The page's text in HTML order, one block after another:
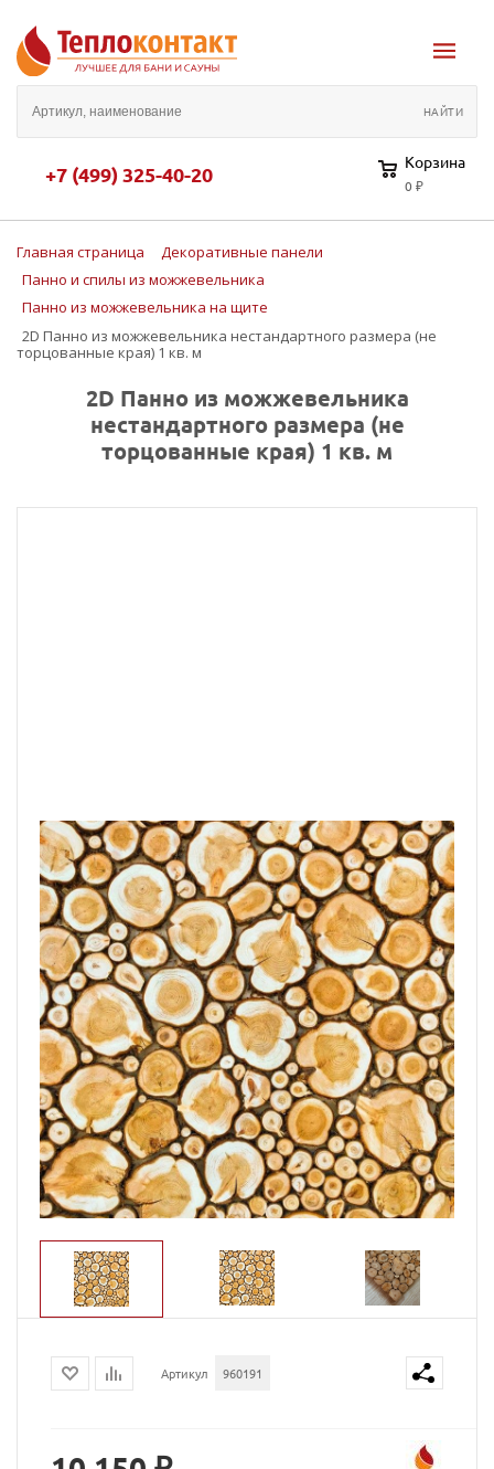
+7 (499) 325-40-20 Корзина
0 ₽
Главная страница
Декоративные панели
Панно и спилы из можжевельника
Панно из можжевельника на щите
2D Панно из можжевельника нестандартного размера (не
торцованные края) 1 кв. м
2D Панно из можжевельника
нестандартного размера (не
торцованные края) 1 кв. м
Артикул 960191